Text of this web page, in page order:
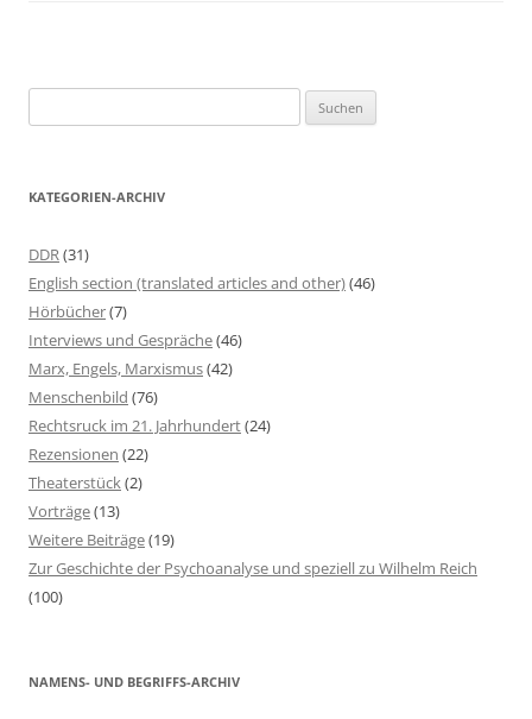
u
h
n
n
a
c
h
:
KATEGORIEN-ARCHIV
DDR(31)
English section (translated articles and other)(46)
Hörbücher(7)
Interviews und Gespräche(46)
Marx, Engels, Marxismus(42)
Menschenbild (76)
Rechtsruck im 21. Jahrhundert(24)
Rezensionen (22)
Theaterstück(2)
Vorträge(13)
Weitere Beiträge(19)
Zur Geschichte der Psychoanalyse und speziell zu Wilhelm Reich
(100)
NAMENS- UND BEGRIFFS-ARCHIV